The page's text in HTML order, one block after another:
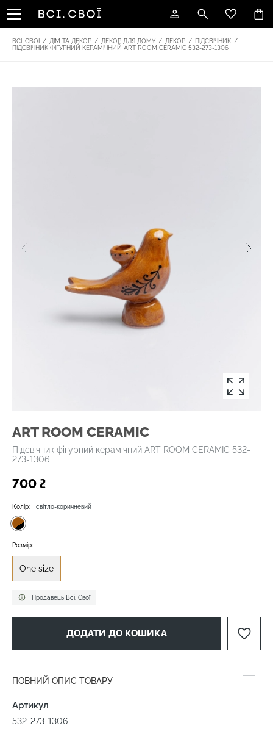
ВСІ. СВОЇ / ДІМ ТА ДЕКОР / ДЕКОР ДЛЯ ДОМУ / ДЕКОР / ПІДСВІЧНИК /
ПІДСВІЧНИК ФІГУРНИЙ КЕРАМІЧНИЙ ART ROOM CERAMIC 532-273-1306
ART ROOM CERAMIC
Підсвічник фігурний керамічний ART ROOM CERAMIC 532-
273-1306
700 ₴
Продавець Всі. Свої
Колір: світло-коричневий
Розмір:
One size
ДОДАТИ ДО КОШИКА
ПОВНИЙ ОПИС ТОВАРУ
Артикул
532-273-1306